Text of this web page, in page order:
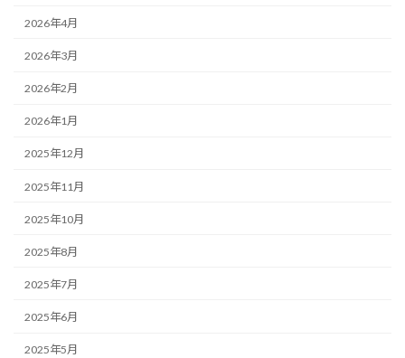
2026年4月
2026年3月
2026年2月
2026年1月
2025年12月
2025年11月
2025年10月
2025年8月
2025年7月
2025年6月
2025年5月